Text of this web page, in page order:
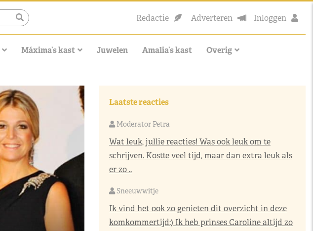
Redactie Adverteren Inloggen
Máxima’s kast Juwelen Amalia’s kast Overig
Laatste reacties
Moderator Petra
Wat leuk, jullie reacties! Was ook leuk om te
schrijven. Kostte veel tijd, maar dan extra leuk als
er zo ..
Sneeuwwitje
Ik vind het ook zo genieten dit overzicht in deze
komkommertijd:) Ik heb prinses Caroline altijd zo